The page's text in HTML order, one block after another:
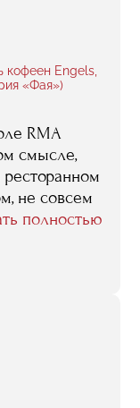
кофеен Engels,
«Фая»)
RMA
смысле,
не совсем
вообще
полностью